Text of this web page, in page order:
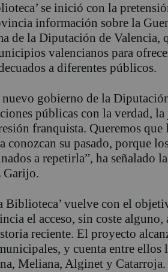
se inició con la
información sobre la
de la Diputación de Valencia,
valencianos para
a diferentes públicos.
nuevo gobierno de la
públicas con la verdad,
franquista. Queremos que
conozcan su pasado, porque
a repetirla”, ha señalado
Garijo.
Biblioteca’ vuelve con el
el acceso, sin coste
reciente. El proyecto
y cuenta entre ellos
Meliana, Alginet y Catarroja.